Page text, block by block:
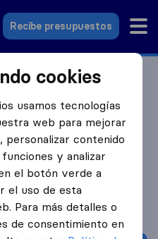
Recibe presupuestos
Oviedo Logixpress
de mudanzas
cookies
usamos tecnologías
web para mejorar
personalizar contenido
y analizar
el botón verde a
el uso de esta
Para más detalles o
de consentimiento en